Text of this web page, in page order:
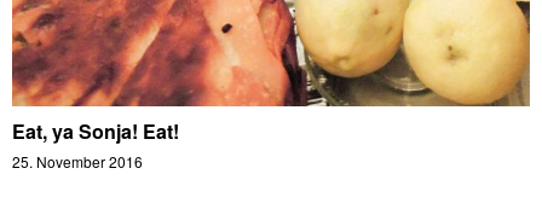
Eat, ya Sonja! Eat!
25. November 2016